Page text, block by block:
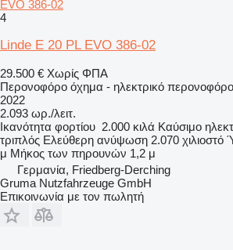
EVO 386-02
4
Linde E 20 PL EVO 386-02
29.500 € Χωρίς ΦΠΑ
Περονοφόρο όχημα - ηλεκτρικό περονοφόρο
2022
2.093 ωρ./λειτ.
Ικανότητα φορτίου 2.000 κιλά Καύσιμο
τριπλός Ελεύθερη ανύψωση 2.070 χιλιοστό
μ Μήκος των πηρουνών 1,2 μ
Γερμανία, Friedberg-Derching
Gruma Nutzfahrzeuge GmbH
Επικοινωνία με τον πωλητή